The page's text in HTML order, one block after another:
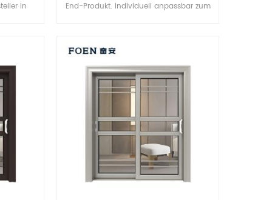
in
End-Produkt. Individuell anpassbar zum